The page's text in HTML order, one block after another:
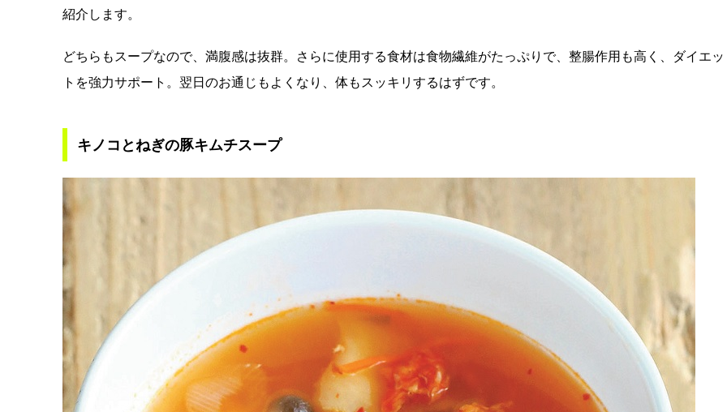
紹介します。
どちらもスープなので、満腹感は抜群。さらに使用する食材は食物繊維がたっぷりで、整腸作用も高く、ダイエッ
トを強力サポート。翌日のお通じもよくなり、体もスッキリするはずです。
キノコとねぎの豚キムチスープ